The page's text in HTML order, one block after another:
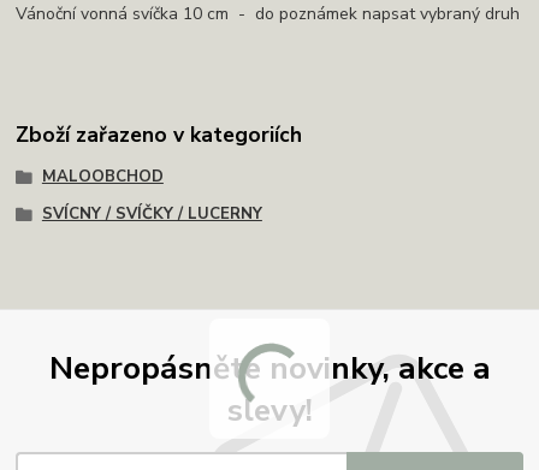
Vánoční vonná svíčka 10 cm - do poznámek napsat vybraný druh
Zboží zařazeno v kategoriích
MALOOBCHOD
SVÍCNY / SVÍČKY / LUCERNY
Nepropásněte novinky, akce a
slevy!